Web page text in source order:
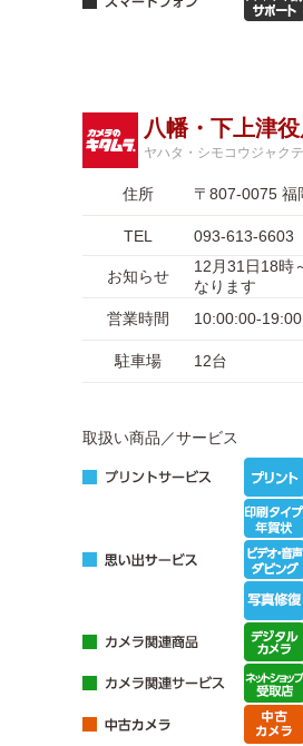
八幡・下上津
ヤハタ・シモコウジャク
住所 〒807-0075 福
TEL 093-613-6603
お知らせ
12月31日18時
なります
営業時間
10:00:00-
駐車場 12台
取扱い商品／サービス